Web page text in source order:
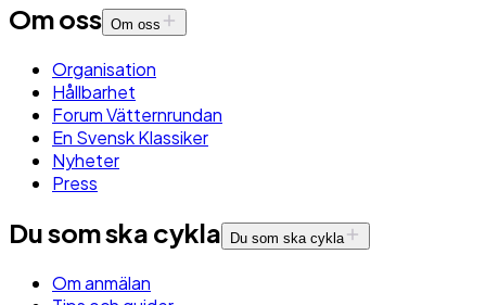
Om oss Om oss
Organisation
Hållbarhet
Forum Vätternrundan
En Svensk Klassiker
Nyheter
Press
Du som ska cykla Du som ska cykla
Om anmälan